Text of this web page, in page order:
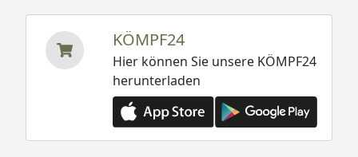
KÖMPF24
Hier können Sie unsere KÖMPF24
herunterladen